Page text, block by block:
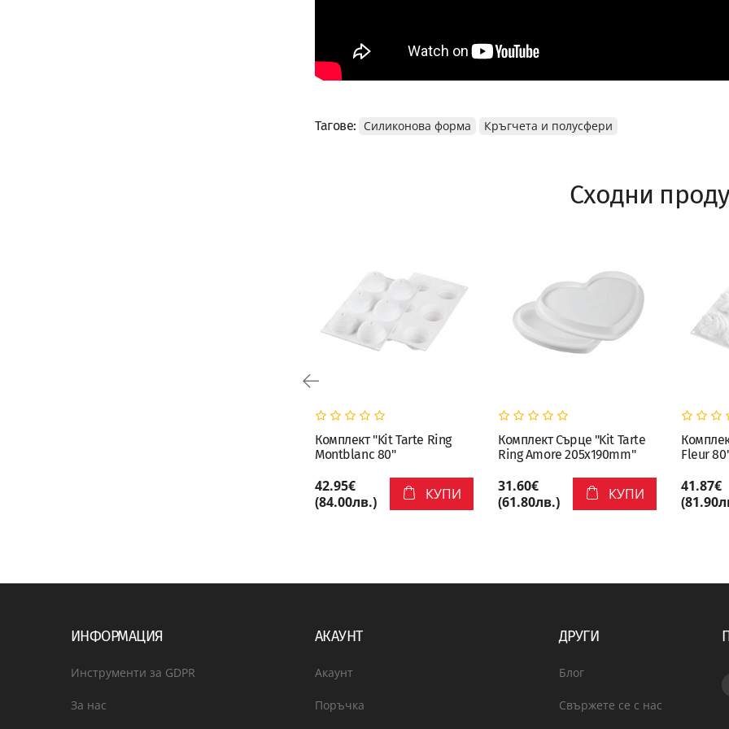
Тагове: Силиконова форма Кръгчета и полусфери
Сходни
Комплект "Kit Tarte Ring
Montblanc 80"
42.95€
(84.00лв.)
КУПИ
Комплект Сърце "Kit Tarte
Ring Amore 205x190mm"
31.60€
(61.80лв.)
КУПИ
Fleur
41.87€
ИНФОРМАЦИЯ
Инструменти за GDPR
За нас
АКАУНТ
Акаунт
Поръчка
ДРУГИ
Блог
Свържете се с нас